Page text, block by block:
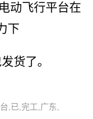
飞行平台在
下
货了。
,已,完工,广东,